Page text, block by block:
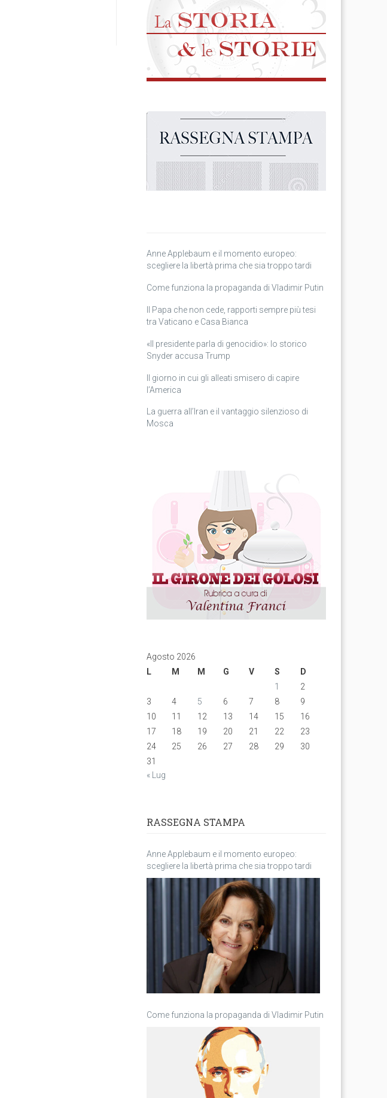
Anne Applebaum e il momento europeo:
scegliere la libertà prima che sia troppo tardi
Come funziona la propaganda di Vladimir Putin
Il Papa che non cede, rapporti sempre più tesi
tra Vaticano e Casa Bianca
«Il presidente parla di genocidio»: lo storico
Snyder accusa Trump
Il giorno in cui gli alleati smisero di capire
l’America
La guerra all’Iran e il vantaggio silenzioso di
Mosca
Agosto 2026
L
M M G V S
D
1
2
3
4 5 6 7 8
9
10
11 12 13 14 15
16
17
18 19 20 21 22
23
24
25 26 27 28 29
30
31
« Lug
RASSEGNA STAMPA
Anne Applebaum e il momento europeo:
scegliere la libertà prima che sia troppo tardi
Come funziona la propaganda di Vladimir Putin